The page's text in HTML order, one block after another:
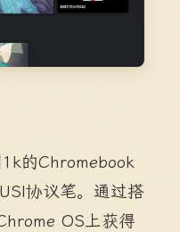
的Chromebook
协议笔。通过搭
OS上获得